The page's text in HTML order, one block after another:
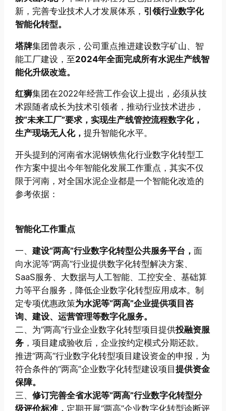
新，完善专业技术人才发展体系， 引领行业数字化
智能化转型。
塔牌集团曾表示，公司重点推进建设数字矿山、智
能工厂建设，至2024年全面完成所有水泥生产线智
能化升级改造。
红狮集团在2022年经营工作会议上提出，必须从技
术跟随者成长为技术引领者，推动行业技术进步，
按“未来工厂”要求，实现生产线管控流程数字化，
生产现场无人化，提升智能化水平。
开头提到的河南省水泥钢铁焦化行业数字化转型工
作方案中提出今年智能化发展工作重点，其实不仅
限于河南，对全国水泥企业都是一个智能化改造的
参考依据：
智能化工作重点
一、建设“两高”行业数字化转型公共服务平台，面
向水泥等“两高”行业提供数字化转型解决方案、
SaaS服务、大数据与人工智能、工控安全、基础算
力等平台服务，降低企业数字化转型应用成本。制
定专项优惠政策为水泥等“两高”企业提供项目咨
询、建设、运营管理等数字化服务。
二、为“两高”行业企业数字化转型项目提供投融资服
务 ，项目建成验收后，企业按约定模式分期还款。
推进“两高”行业数字化转型项目建设资金的申报，为
符合条件的“两高”企业数字化转型建设项目提供资金
保障。
三、修订完善全省水泥等“两高”行业数字化转型分
级评价标准， 定期开展“两高”企业数字化转型诊断评